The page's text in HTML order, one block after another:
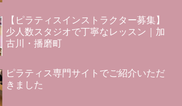
【ピラティスインストラクター募集】
少人数スタジオで丁寧なレッスン｜加
古川・播磨町
ピラティス専門サイトでご紹介いただ
きました